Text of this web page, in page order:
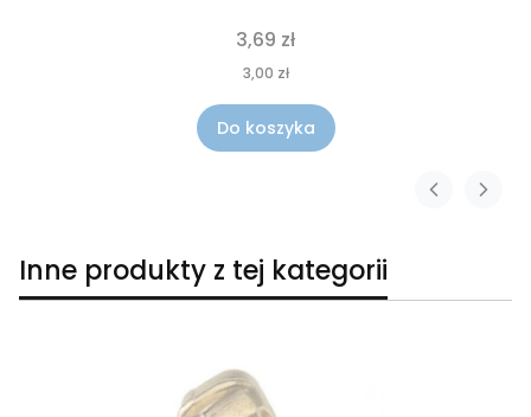
3,69 zł
3,00 zł
Do koszyka
Inne produkty z tej kategorii